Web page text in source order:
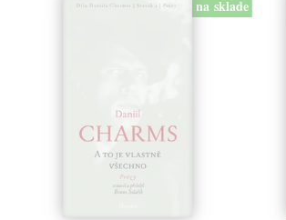
na sklade